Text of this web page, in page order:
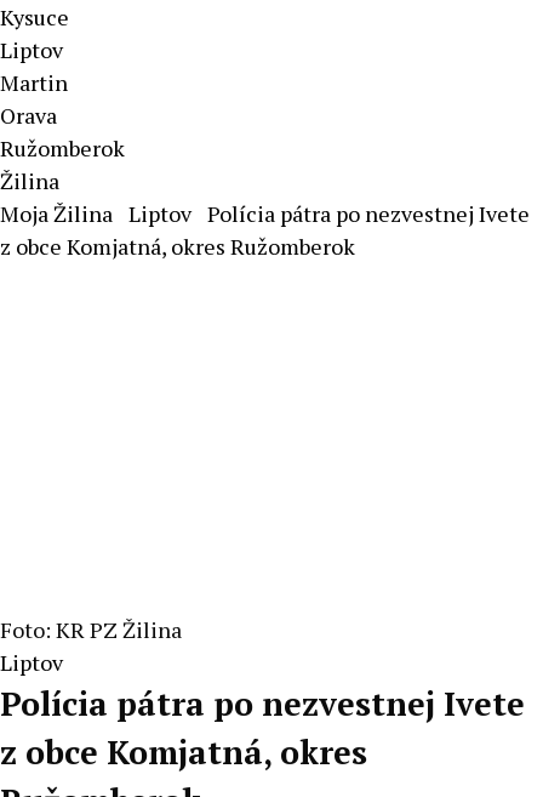
Kysuce
Liptov
Martin
Orava
Ružomberok
Žilina
Moja Žilina Liptov Polícia pátra po nezvestnej Ivete
z obce Komjatná, okres Ružomberok
Foto: KR PZ Žilina
Liptov
Polícia pátra po nezvestnej Ivete
z obce Komjatná, okres